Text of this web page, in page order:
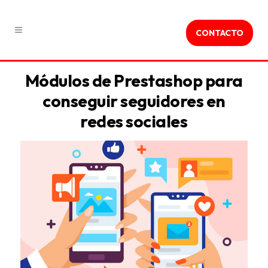
CONTACTO
Módulos de Prestashop para
conseguir seguidores en
redes sociales